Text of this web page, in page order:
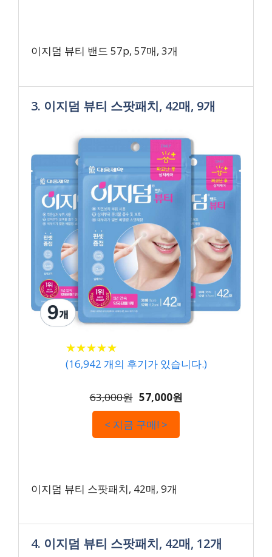
이지덤 뷰티 밴드 57p, 57매, 3개
3. 이지덤 뷰티 스팟패치, 42매, 9개
★★★★★
★★★★★
(16,942 개의 후기가 있습니다.)
63,000원 57,000원
< 지금 구매! >
이지덤 뷰티 스팟패치, 42매, 9개
4. 이지덤 뷰티 스팟패치, 42매, 12개